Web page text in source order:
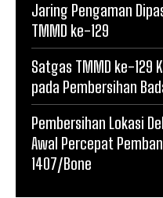
Jaring Pengaman
TMMD ke-129
Satgas TMMD ke-129
pada Pembersihan
Pembersihan Lokasi
Awal Percepat
1407/Bone